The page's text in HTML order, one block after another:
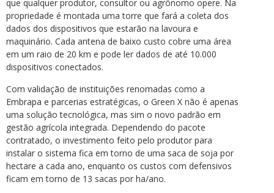
que qualquer produtor, consultor ou agrônomo opere. Na
propriedade é montada uma torre que fará a coleta dos
dados dos dispositivos que estarão na lavoura e
maquinário. Cada antena de baixo custo cobre uma área
em um raio de 20 km e pode ler dados de até 10.000
dispositivos conectados.
Com validação de instituições renomadas como a
Embrapa e parcerias estratégicas, o Green X não é apenas
uma solução tecnológica, mas sim o novo padrão em
gestão agrícola integrada. Dependendo do pacote
contratado, o investimento feito pelo produtor para
instalar o sistema fica em torno de uma saca de soja por
hectare a cada ano, enquanto os custos com defensivos
ficam em torno de 13 sacas por ha/ano.